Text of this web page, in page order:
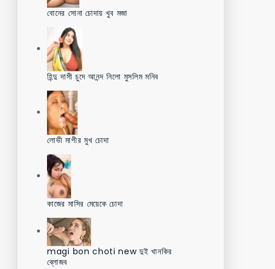
বোনের সোনা চোদায় খুব মজা
হিন্দু দাসী চুদে আনন্দ নিলো মুসলিম মনিব
লোভী মাগীর মুখ চোদা
কাজের মাসির মেয়েকে চোদা
magi bon choti new দুই খানকির
ব্লোজব